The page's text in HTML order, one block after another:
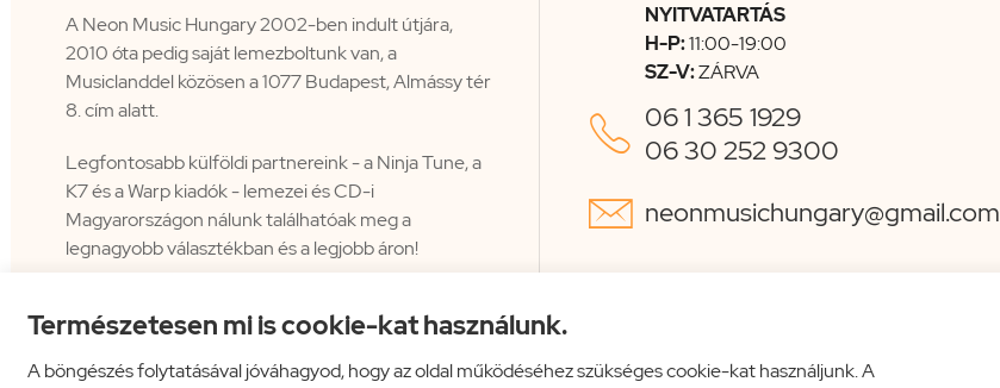
Természetesen mi is cookie-kat használunk.
A böngészés folytatásával jóváhagyod, hogy az oldal működéséhez szükséges cookie-kat használjunk. A
A Neon Music Hungary 2002-ben indult útjára,
2010 óta pedig saját lemezboltunk van, a
Musiclanddel közösen a 1077 Budapest, Almássy tér
8. cím alatt.
Legfontosabb külföldi partnereink - a Ninja Tune, a
K7 és a Warp kiadók - lemezei és CD-i
Magyarországon nálunk találhatóak meg a
legnagyobb választékban és a legjobb áron!
NYITVATARTÁS
H-P:11:00-19:00
SZ-V:ZÁRVA
 06 1 365 1929
06 30 252 9300
 neonmusichungary@gmail.com